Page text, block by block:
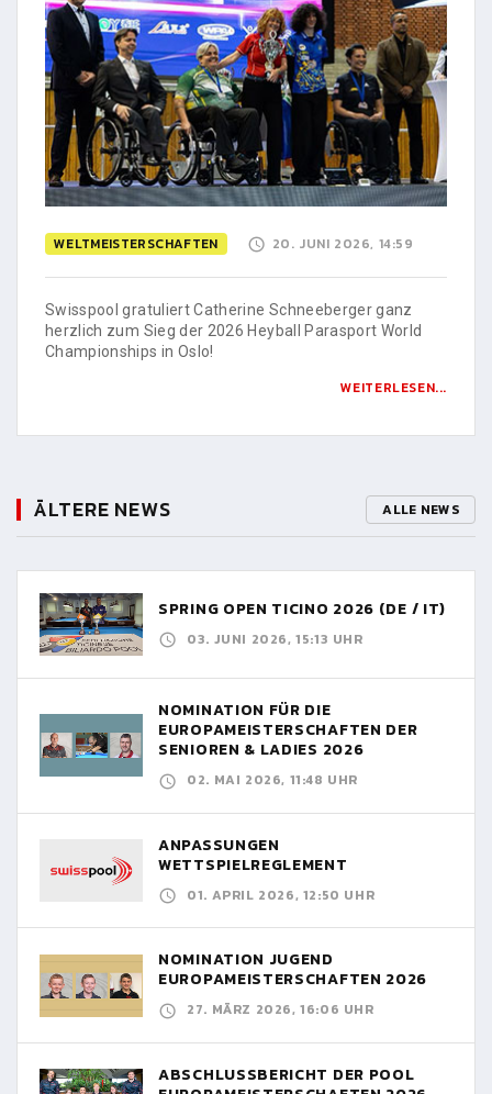
WELTMEISTERSCHAFTEN 20. JUNI 2026, 14:59
Swisspool gratuliert Catherine Schneeberger ganz
herzlich zum Sieg der 2026 Heyball Parasport World
Championships in Oslo!
WEITERLESEN...
ÄLTERE NEWS ALLE NEWS
SPRING OPEN TICINO 2026 (DE / IT)
03. JUNI 2026, 15:13 UHR
NOMINATION FÜR DIE
EUROPAMEISTERSCHAFTEN DER
SENIOREN & LADIES 2026
02. MAI 2026, 11:48 UHR
ANPASSUNGEN
WETTSPIELREGLEMENT
01. APRIL 2026, 12:50 UHR
NOMINATION JUGEND
EUROPAMEISTERSCHAFTEN 2026
27. MÄRZ 2026, 16:06 UHR
ABSCHLUSSBERICHT DER POOL